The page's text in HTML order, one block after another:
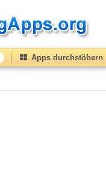
Apps durchstöbern